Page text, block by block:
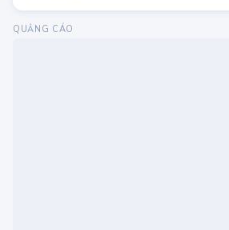
bạ trong tháng 4/2024